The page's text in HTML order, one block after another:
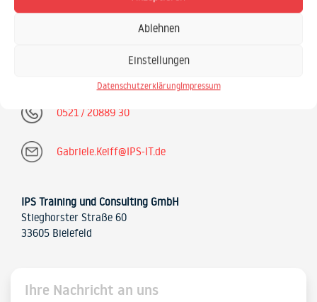
Ablehnen
Einstellungen
DatenschutzerklärungImpressum
SAP Schulungsprojekte SAP Beratung
0521 / 20889 30
Gabriele.Keiff@IPS-IT.de
IPS Training und Consulting GmbH
Stieghorster Straße 60
33605 Bielefeld